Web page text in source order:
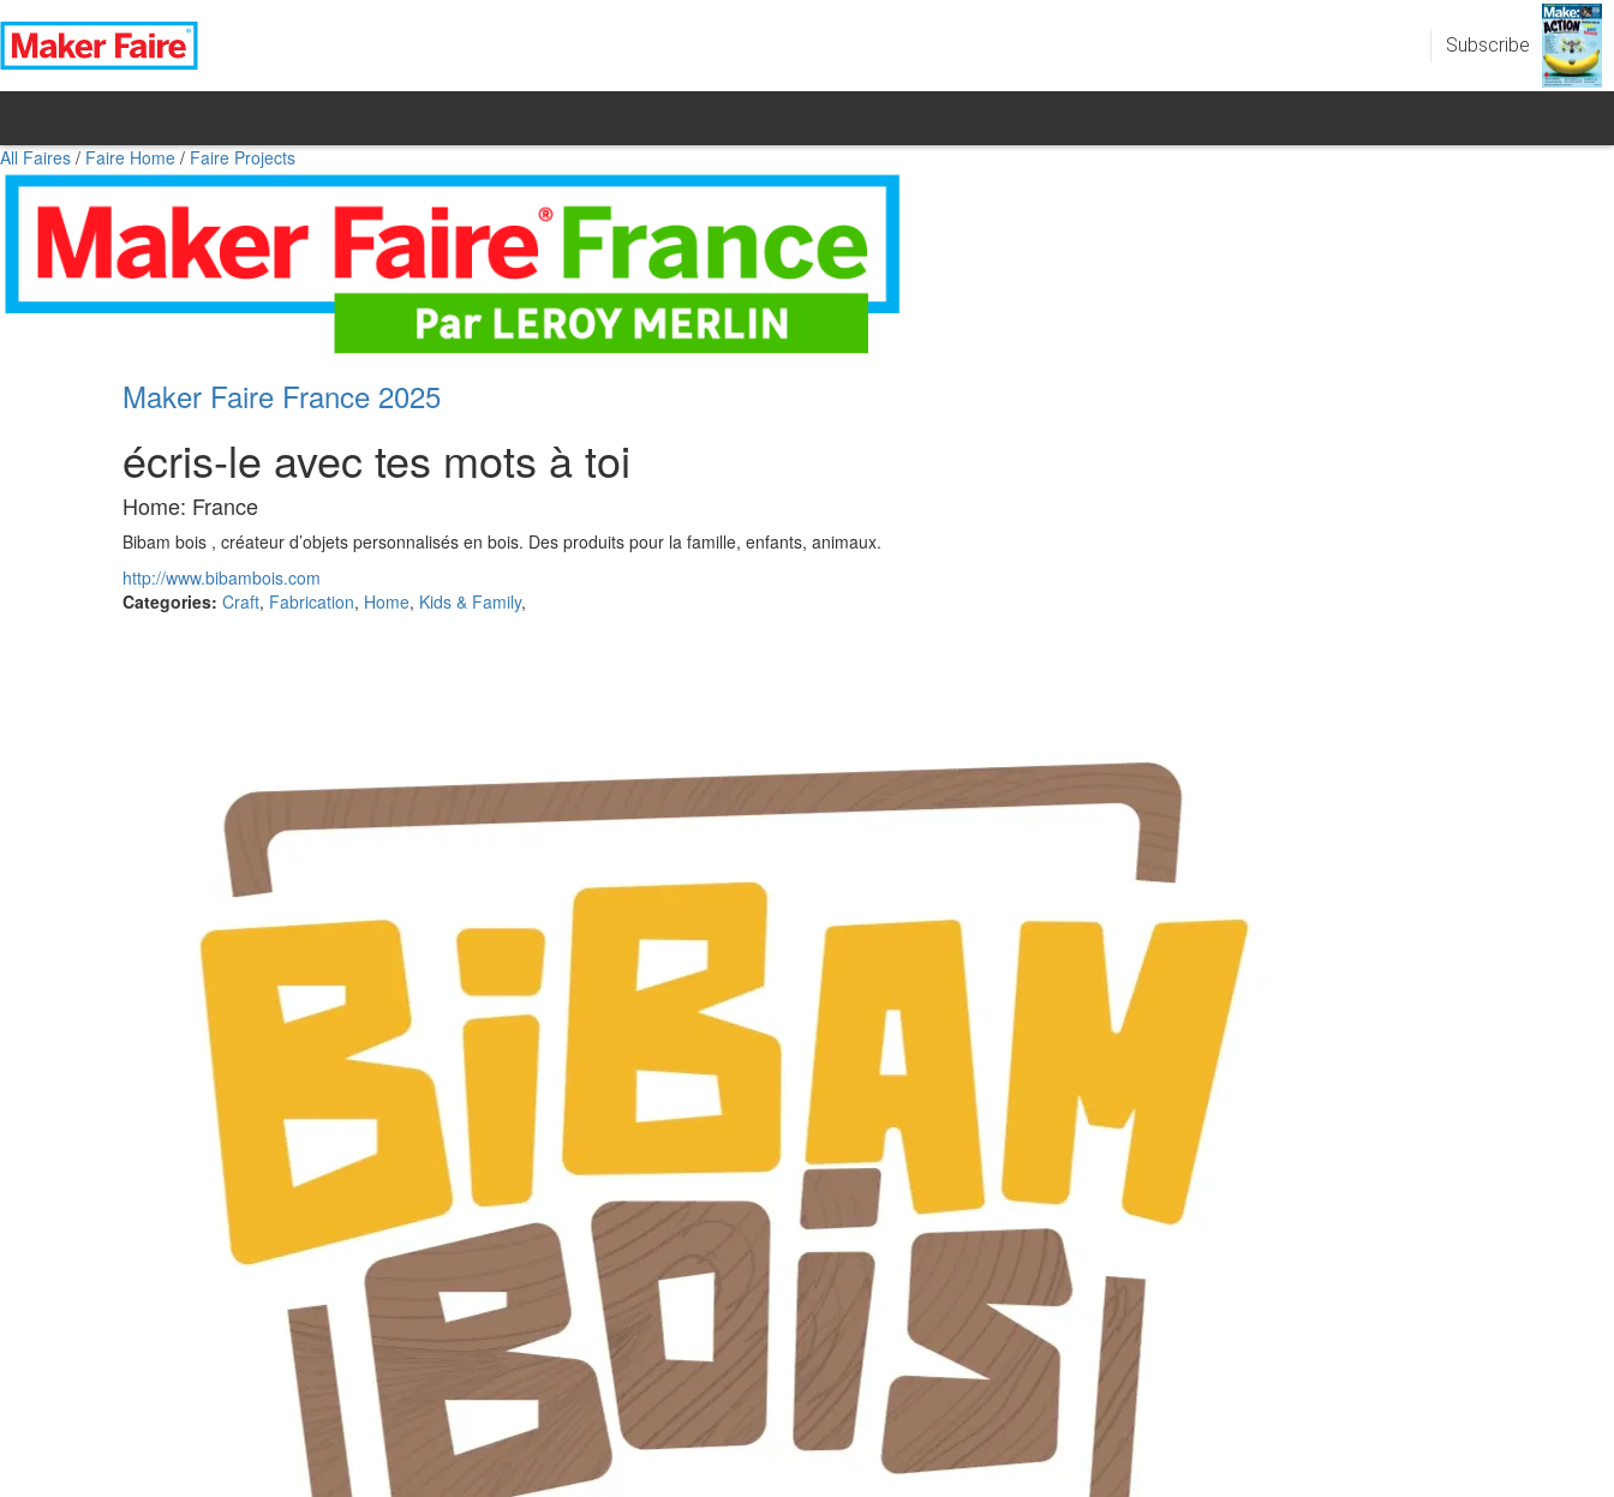
Subscribe
All Faires / Faire Home / Faire Projects
Maker Faire France 2025
écris-le avec tes mots à toi
Home: France
Bibam bois , créateur d’objets personnalisés en bois. Des produits pour la famille, enfants, animaux.
http://www.bibambois.com
Categories: Craft, Fabrication, Home, Kids & Family,